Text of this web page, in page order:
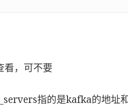
，可不要
指的是kafka的地址和